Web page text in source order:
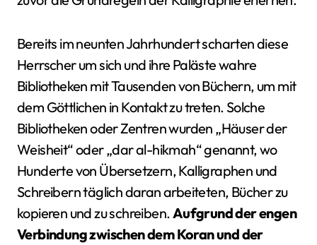
Bereits im neunten Jahrhundert scharten diese
Herrscher um sich und ihre Paläste wahre
Bibliotheken mit Tausenden von Büchern, um mit
dem Göttlichen in Kontakt zu treten. Solche
Bibliotheken oder Zentren wurden „Häuser der
Weisheit“ oder „dar al-hikmah“ genannt, wo
Hunderte von Übersetzern, Kalligraphen und
Schreibern täglich daran arbeiteten, Bücher zu
kopieren und zu schreiben.Aufgrund der engen
Verbindung zwischen dem Koran und der